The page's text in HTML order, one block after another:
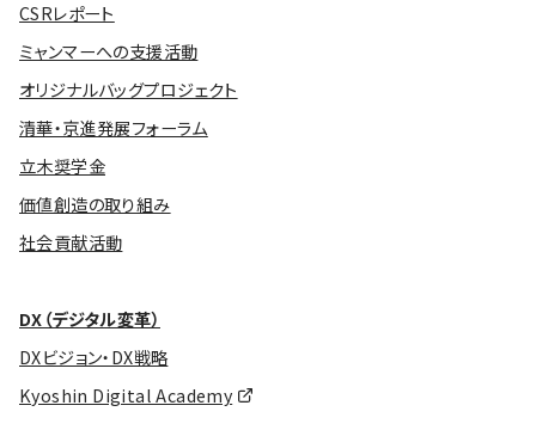
CSRレポート
ミャンマーへの支援活動
オリジナルバッグプロジェクト
清華・京進発展フォーラム
立木奨学金
価値創造の取り組み
社会貢献活動
DX（デジタル変革）
DXビジョン・DX戦略
Kyoshin Digital Academy